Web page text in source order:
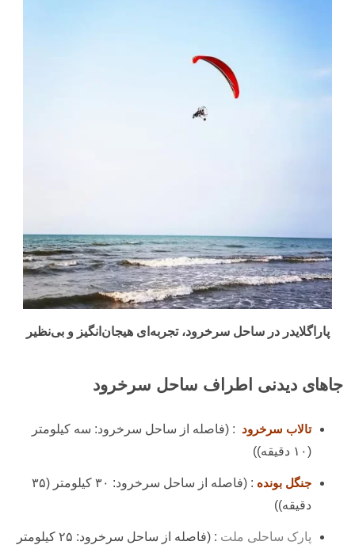
پاراگلایدر در ساحل سرخرود، تجربه‌ای هیجان‌انگیز و بی‌نظیر
جاهای دیدنی اطراف ساحل سرخرود
تالاب سرخرود : (فاصله از ساحل سرخرود: سه کیلومتر
(۱۰ دقیقه))
جنگل بونده
: (فاصله از ساحل سرخرود: ۳۰ کیلومتر (۳۵
دقیقه))
پارک ساحلی ملت
: (فاصله از ساحل سرخرود: ۲۵ کیلومتر